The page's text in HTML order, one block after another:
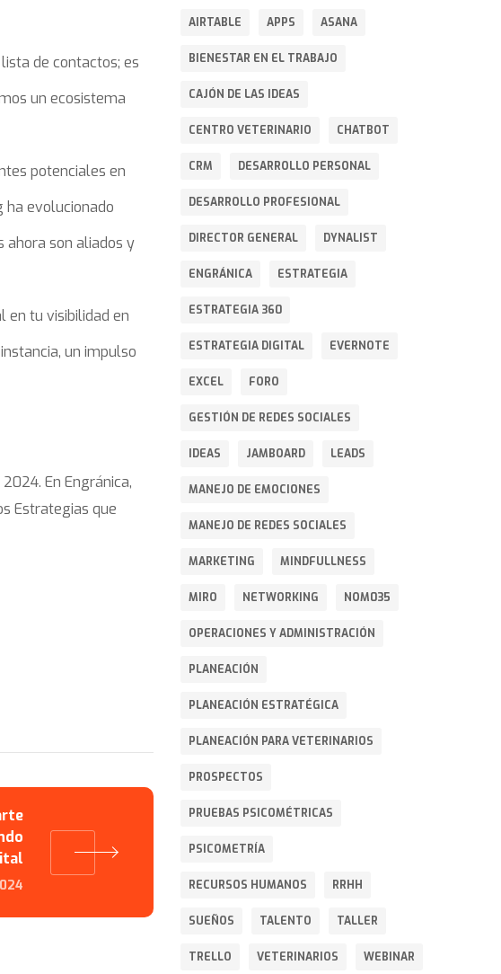
de contactos; es
un ecosistema
potenciales en
ha evolucionado
ahora son aliados y
en tu visibilidad en
un impulso
En Engránica,
Estrategias que
AIRTABLE APPS ASANA
BIENESTAR EN EL TRABAJO
CAJÓN DE LAS IDEAS
CENTRO VETERINARIO CHATBOT
CRM DESARROLLO PERSONAL
DESARROLLO PROFESIONAL
DIRECTOR GENERAL DYNALIST
ENGRÁNICA ESTRATEGIA
ESTRATEGIA 360
ESTRATEGIA DIGITAL EVERNOTE
EXCEL FORO
GESTIÓN DE REDES SOCIALES
IDEAS JAMBOARD LEADS
MANEJO DE EMOCIONES
MANEJO DE REDES SOCIALES
MARKETING MINDFULLNESS
MIRO NETWORKING NOM035
OPERACIONES Y ADMINISTRACIÓN
PLANEACIÓN
PLANEACIÓN ESTRATÉGICA
PLANEACIÓN PARA VETERINARIOS
PROSPECTOS
PRUEBAS PSICOMÉTRICAS
PSICOMETRÍA
RECURSOS HUMANOS RRHH
SUEÑOS TALENTO TALLER
TRELLO VETERINARIOS WEBINAR